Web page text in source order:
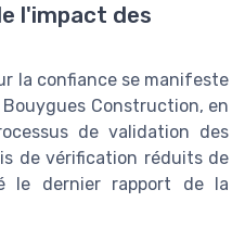
l'impact des
la confiance se manifeste
Construction, en
de validation des
de vérification réduits de
le dernier rapport de la